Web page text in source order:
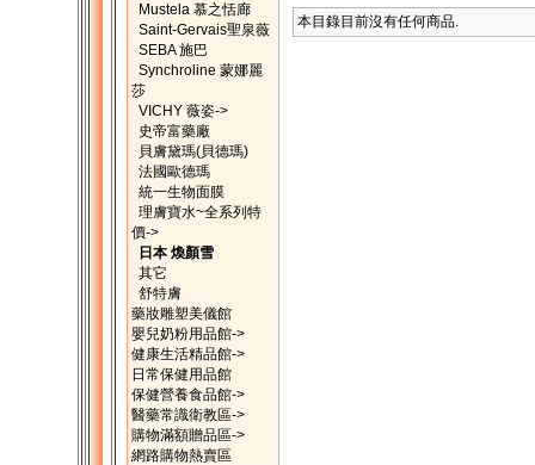
Mustela 慕之恬廊
Saint-Gervais聖泉薇
SEBA 施巴
Synchroline 蒙娜麗
莎
VICHY 薇姿->
史帝富藥廠
貝膚黛瑪(貝德瑪)
法國歐德瑪
統一生物面膜
理膚寶水~全系列特
價->
日本 煥顏雪
其它
舒特膚
藥妝雕塑美儀館
嬰兒奶粉用品館->
健康生活精品館->
日常保健用品館
保健營養食品館->
醫藥常識衛教區->
購物滿額贈品區->
網路購物熱賣區
本目錄目前沒有任何商品.